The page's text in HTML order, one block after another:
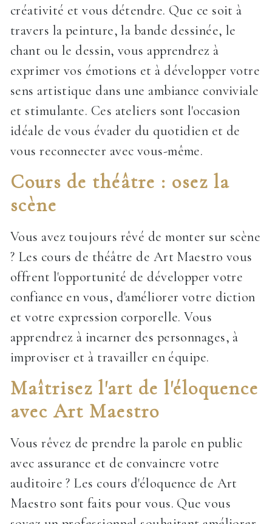
créativité et vous détendre. Que ce soit à
travers la peinture, la bande dessinée, le
chant ou le dessin, vous apprendrez à
exprimer vos émotions et à développer votre
sens artistique dans une ambiance conviviale
et stimulante. Ces ateliers sont l'occasion
idéale de vous évader du quotidien et de
vous reconnecter avec vous-même.
Cours de théâtre : osez la
scène
Vous avez toujours rêvé de monter sur scène
? Les cours de théâtre de Art Maestro vous
offrent l'opportunité de développer votre
confiance en vous, d'améliorer votre diction
et votre expression corporelle. Vous
apprendrez à incarner des personnages, à
improviser et à travailler en équipe.
Maîtrisez l'art de l'éloquence
avec Art Maestro
Vous rêvez de prendre la parole en public
avec assurance et de convaincre votre
auditoire ? Les cours d'éloquence de Art
Maestro sont faits pour vous. Que vous